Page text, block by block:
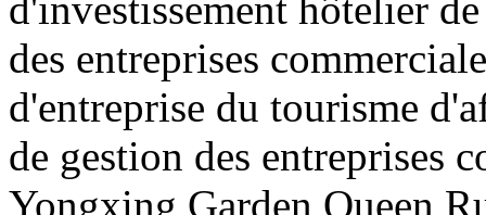
des entreprises
d'entreprise du tourisme
de gestion des entreprises
Yongxing Garden Queen